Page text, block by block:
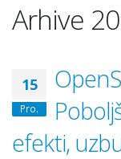
Arhive
15
Pro.
efekti,